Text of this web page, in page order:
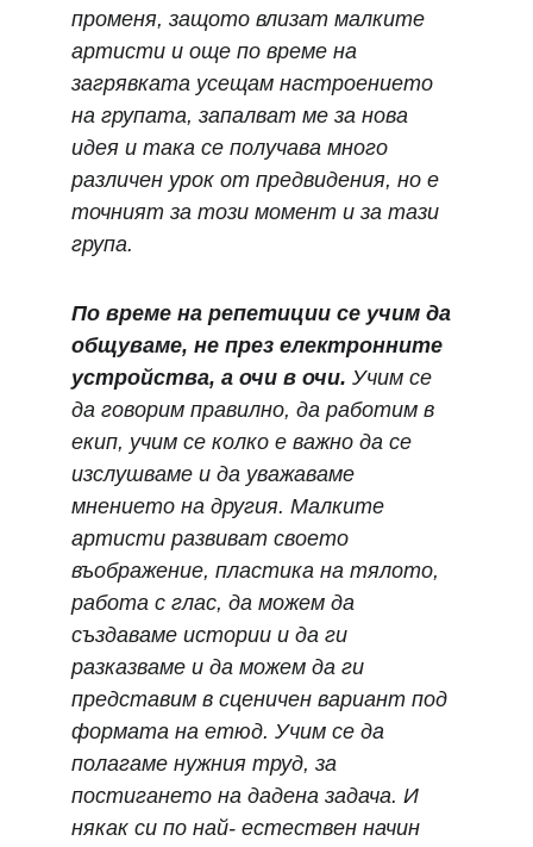
променя, защото влизат малките
артисти и още по време на
загрявката усещам настроението
на групата, запалват ме за нова
идея и така се получава много
различен урок от предвидения, но е
точният за този момент и за тази
група.
По време на репетиции се учим да
общуваме, не през електронните
устройства, а очи в очи. Учим се
да говорим правилно, да работим в
екип, учим се колко е важно да се
изслушваме и да уважаваме
мнението на другия. Малките
артисти развиват своето
въображение, пластика на тялото,
работа с глас, да можем да
създаваме истории и да ги
разказваме и да можем да ги
представим в сценичен вариант под
формата на етюд. Учим се да
полагаме нужния труд, за
постигането на дадена задача. И
някак си по най- естествен начин